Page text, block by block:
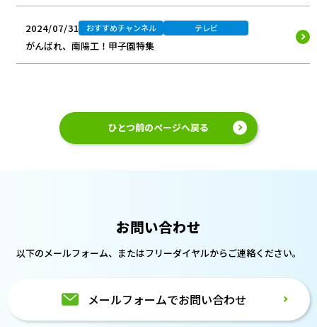
2024/07/31 おすすめチャンネル テレビ
がんばれ、南陽工！甲子園特集
ひとつ前のページへ戻る
お問い合わせ
以下のメールフォーム、またはフリーダイヤルからご連絡ください。
メールフォームでお問い合わせ